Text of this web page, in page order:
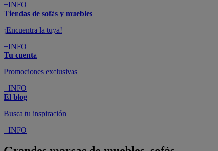
+INFO
Tiendas de sofás y muebles
¡Encuentra la tuya!
+INFO
Tu cuenta
Promociones exclusivas
+INFO
El blog
Busca tu inspiración
+INFO